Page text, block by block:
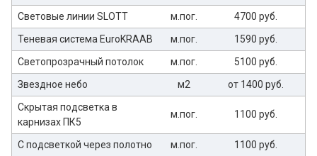
Световые линии SLOTT
м.пог.
4700 руб.
Теневая система EuroKRAAB
м.пог.
1590 руб.
Светопрозрачный потолок
м.пог.
5100 руб.
Звездное небо
м2
от 1400 руб.
Скрытая подсветка в
карнизах ПК5
м.пог. 1100 руб.
С подсветкой через полотно м.пог. 1100 руб.